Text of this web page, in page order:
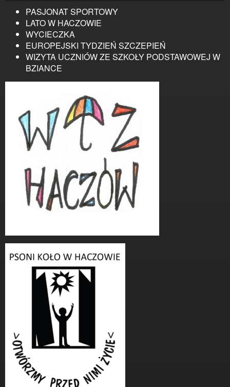
PASJONAT SPORTOWY
LATO W HACZOWIE
WYCIECZKA
EUROPEJSKI TYDZIEŃ SZCZEPIEŃ
WIZYTA UCZNIÓW ZE SZKOŁY PODSTAWOWEJ W
BZIANCE